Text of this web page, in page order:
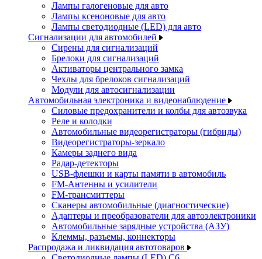
Лампы галогеновые для авто
Лампы ксеноновые для авто
Лампы светодиодные (LED) для авто
Сигнализации для автомобилей
Сирены для сигнализаций
Брелоки для сигнализаций
Активаторы центрального замка
Чехлы для брелоков сигнализаций
Модули для автосигнализации
Автомобильная электроника и видеонаблюдение
Силовые предохранители и колбы для автозвука
Реле и колодки
Автомобильные видеорегистраторы (гибриды)
Видеорегистраторы-зеркало
Камеры заднего вида
Радар-детекторы
USB-флешки и карты памяти в автомобиль
FM-Антенны и усилители
FM-трансмиттеры
Сканеры автомобильные (диагностические)
Адаптеры и преобразователи для автоэлектроники
Автомобильные зарядные устройства (АЗУ)
Клеммы, разъемы, коннекторы
Распродажа и ликвидация автотоваров